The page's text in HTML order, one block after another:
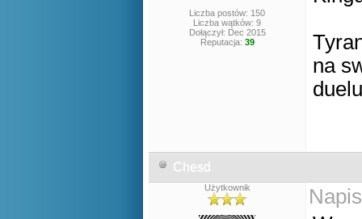
Liczba postów: 150
Liczba wątków: 9
Dołączył: Dec 2015
Reputacja: 39
na
Chesd
Użytkownik